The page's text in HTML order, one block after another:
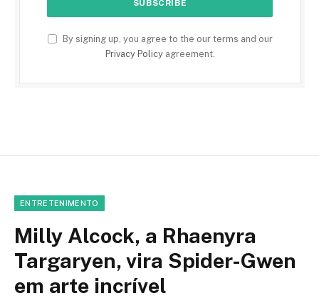
By signing up, you agree to the our terms and our
Privacy Policyagreement.
ENTRETENIMENTO
Milly Alcock, a Rhaenyra
Targaryen, vira Spider-Gwen
em arte incrível